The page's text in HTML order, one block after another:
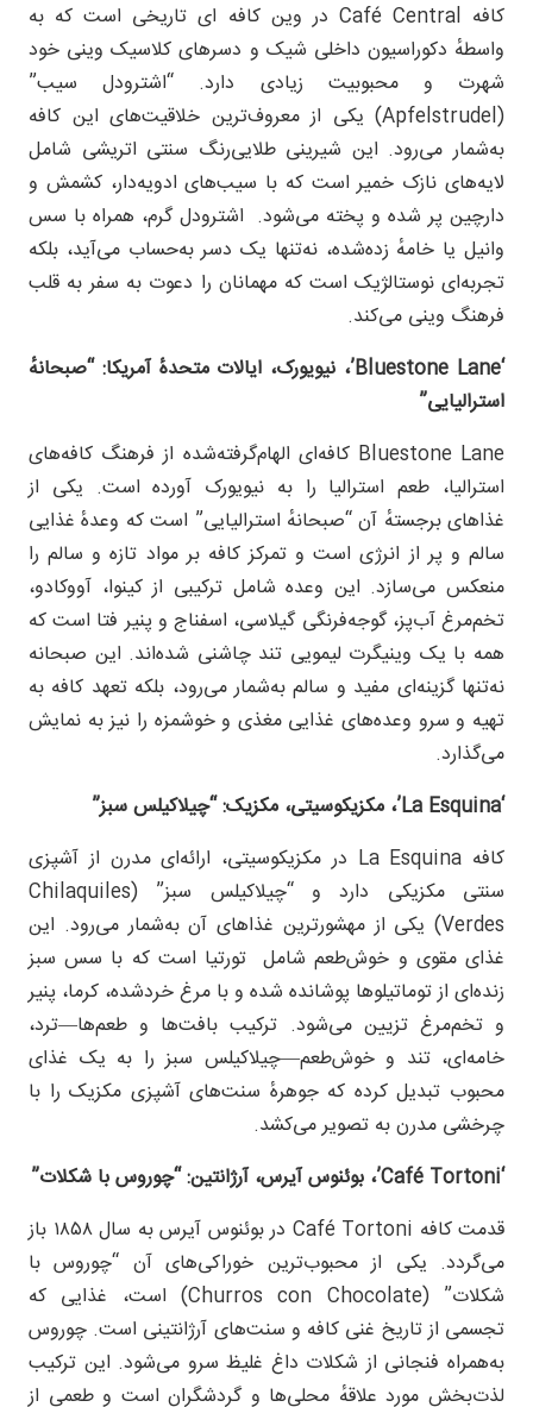
کافه Café Central در وین کافه ای تاریخی است که به
واسطهٔ دکوراسیون داخلی شیک و دسرهای کلاسیک وینی خود
شهرت و محبوبیت زیادی دارد. “اشترودل سیب”
(Apfelstrudel) یکی از معروف‌ترین خلاقیت‌های این کافه
به‌شمار می‌رود. این شیرینی طلایی‌رنگ سنتی اتریشی شامل
لایه‌های نازک خمیر است که با سیب‌های ادویه‌دار، کشمش و
دارچین پر شده و پخته می‌شود. اشترودل گرم، همراه با سس
وانیل یا خامهٔ زده‌شده، نه‌تنها یک دسر به‌حساب می‌آید، بلکه
تجربه‌ای نوستالژیک است که مهمانان را دعوت به سفر به قلب
فرهنگ وینی می‌کند.
‘Bluestone Lane’
، نیویورک، ایالات متحدهٔ آمریکا: “صبحانهٔ
استرالیایی”
Bluestone Lane کافه‌ای الهام‌گرفته‌شده از فرهنگ کافه‌های
استرالیا، طعم استرالیا را به نیویورک آورده است. یکی از
غذاهای برجستهٔ آن “صبحانهٔ استرالیایی” است که وعدهٔ غذایی
سالم و پر از انرژی است و تمرکز کافه بر مواد تازه و سالم را
منعکس می‌سازد. این وعده شامل ترکیبی از کینوا، آووکادو،
تخم‌مرغ آب‌پز، گوجه‌فرنگی گیلاسی، اسفناج و پنیر فتا است که
همه با یک وینیگرت لیمویی تند چاشنی شده‌اند. این صبحانه
نه‌تنها گزینه‌ای مفید و سالم به‌شمار می‌رود، بلکه تعهد کافه به
تهیه و سرو وعده‌های غذایی مغذی و خوشمزه را نیز به نمایش
می‌گذارد.
‘La Esquina’
، مکزیکوسیتی، مکزیک: “چیلاکیلس سبز”
کافه La Esquina در مکزیکوسیتی، ارائه‌ای مدرن از آشپزی
سنتی مکزیکی دارد و “چیلاکیلس سبز” (Chilaquiles
Verdes) یکی از مهشورترین غذاهای آن به‌شمار می‌رود. این
غذای مقوی و خوش‌طعم شامل تورتیا است که با سس سبز
زنده‌ای از توماتیلوها پوشانده شده و با مرغ خردشده، کرما، پنیر
و تخم‌مرغ تزیین می‌شود. ترکیب بافت‌ها و طعم‌ها—ترد،
خامه‌ای، تند و خوش‌طعم—چیلاکیلس سبز را به یک غذای
محبوب تبدیل کرده که جوهرهٔ‌ سنت‌های آشپزی مکزیک را با
چرخشی مدرن به تصویر می‌کشد.
‘
Café Tortoni’، بوئنوس آیرس، آرژانتین: “چوروس با شکلات”
قدمت کافه Café Tortoni در بوئنوس آیرس به سال ۱۸۵۸ باز
می‌گردد. یکی از محبوب‌ترین خوراکی‌های آن “چوروس با
شکلات” (Churros con Chocolate) است، غذایی که
تجسمی از تاریخ غنی کافه و سنت‌های آرژانتینی است. چوروس
به‌همراه فنجانی از شکلات داغ غلیظ سرو می‌شود. این ترکیب
لذت‌بخش مورد علاقهٔ محلی‌ها و گردشگران است و طعمی از